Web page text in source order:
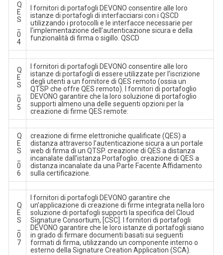
Q
E
S
0
4
I fornitori di portafogli DEVONO consentire alle loro
istanze di portafogli di interfacciarsi con i QSCD
utilizzando i protocolli e le interfacce necessarie per
l’implementazione dell’autenticazione sicura e della
funzionalità di firma o sigillo. QSCD
Q
E
S
0
5
I fornitori di portafogli DEVONO consentire alle loro
istanze di portafogli di essere utilizzate per l’iscrizione
degli utenti a un fornitore di QES remoto (ossia un
QTSP che offre QES remoto). I fornitori di portafoglio
DEVONO garantire che la loro soluzione di portafoglio
supporti almeno una delle seguenti opzioni per la
creazione di firme QES remote:
Q
E
S
0
6
creazione di firme elettroniche qualificate (QES) a
distanza attraverso l’autenticazione sicura a un portale
web di firma di un QTSP. creazione di QES a distanza
incanalate dall’istanza Portafoglio. creazione di QES a
distanza incanalate da una Parte Facente Affidamento
sulla certificazione.
Q
E
S
0
7
I fornitori di portafogli DEVONO garantire che
un’applicazione di creazione di firme integrata nella loro
soluzione di portafogli supporti la specifica del Cloud
Signature Consortium, [CSC]. I fornitori di portafogli
DEVONO garantire che le loro istanze di portafogli siano
in grado di firmare documenti basati sui seguenti
formati di firma, utilizzando un componente interno o
esterno della Signature Creation Application (SCA).